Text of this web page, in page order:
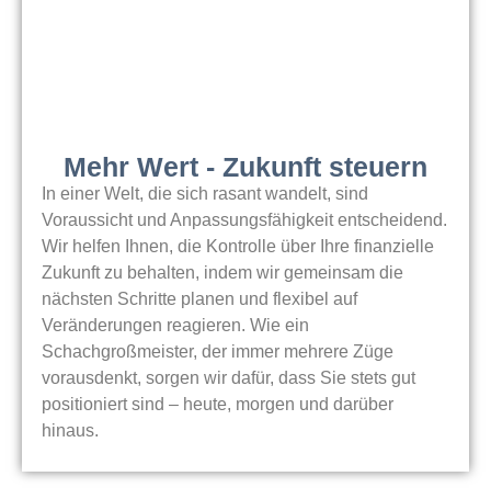
Mehr Wert - Zukunft steuern
In einer Welt, die sich rasant wandelt, sind
Voraussicht und Anpassungsfähigkeit entscheidend.
Wir helfen Ihnen, die Kontrolle über Ihre finanzielle
Zukunft zu behalten, indem wir gemeinsam die
nächsten Schritte planen und flexibel auf
Veränderungen reagieren. Wie ein
Schachgroßmeister, der immer mehrere Züge
vorausdenkt, sorgen wir dafür, dass Sie stets gut
positioniert sind – heute, morgen und darüber
hinaus.